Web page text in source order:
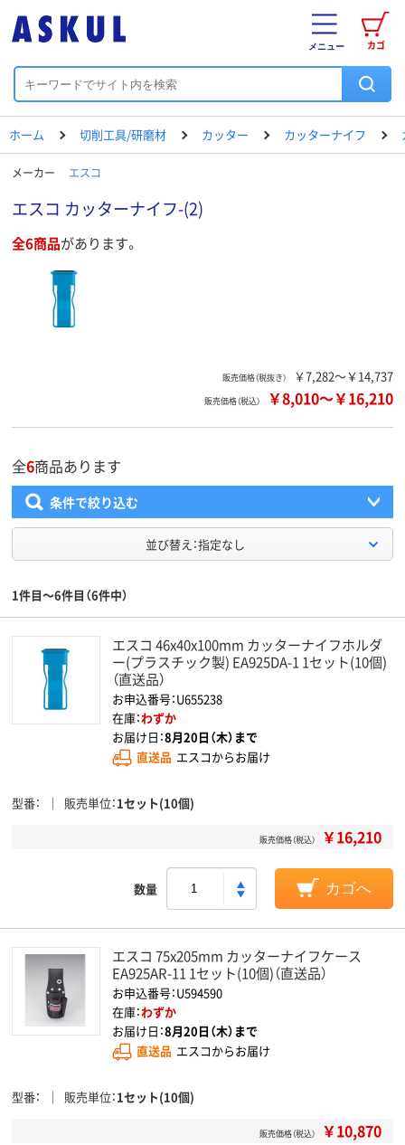
カゴ
メニュー
ホーム 切削工具/研磨材 カッター カッターナイフ
メーカー エスコ
エスコ カッターナイフ-(2)
全6商品があります。
販売価格（税抜き） ￥7,282～￥14,737
販売価格（税込） ￥8,010～￥16,210
全6商品あります
条件で絞り込む
並び替え：指定なし
1件目～6件目（6件中）
エスコ 46x40x100mm カッターナイフホルダ
ー(プラスチック製) EA925DA-1 1セット(10個)
（直送品）
お申込番号：U655238
在庫：わずか
お届け日：8月20日（木）まで
直送品 エスコからお届け
型番 販売単位 1セット(10個)
販売価格（税込） ￥16,210
数量 カゴへ
エスコ 75x205mm カッターナイフケース
EA925AR-11 1セット(10個)（直送品）
お申込番号：U594590
在庫：わずか
お届け日：8月20日（木）まで
直送品 エスコからお届け
型番 販売単位 1セット(10個)
販売価格（税込） ￥10,870